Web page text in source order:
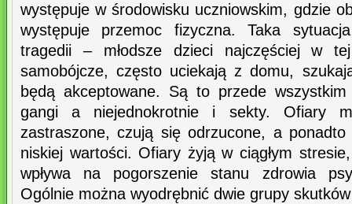
występuje w środowisku uczniowskim, gdzie
występuje przemoc fizyczna. Taka
tragedii – młodsze dzieci najczęściej w
samobójcze, często uciekają z domu,
będą akceptowane. Są to przede wszystkim
gangi a niejednokrotnie i sekty. Ofiary
zastraszone, czują się odrzucone, a
niskiej wartości. Ofiary żyją w ciągłym
wpływa na pogorszenie stanu zdrowia
Ogólnie można wyodrębnić dwie grupy